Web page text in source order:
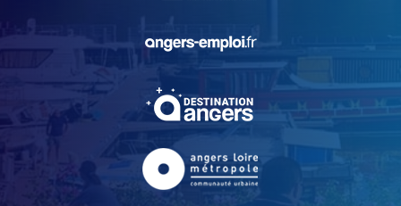
, Ouvre une nouvelle
, Ouvre une nouvelle